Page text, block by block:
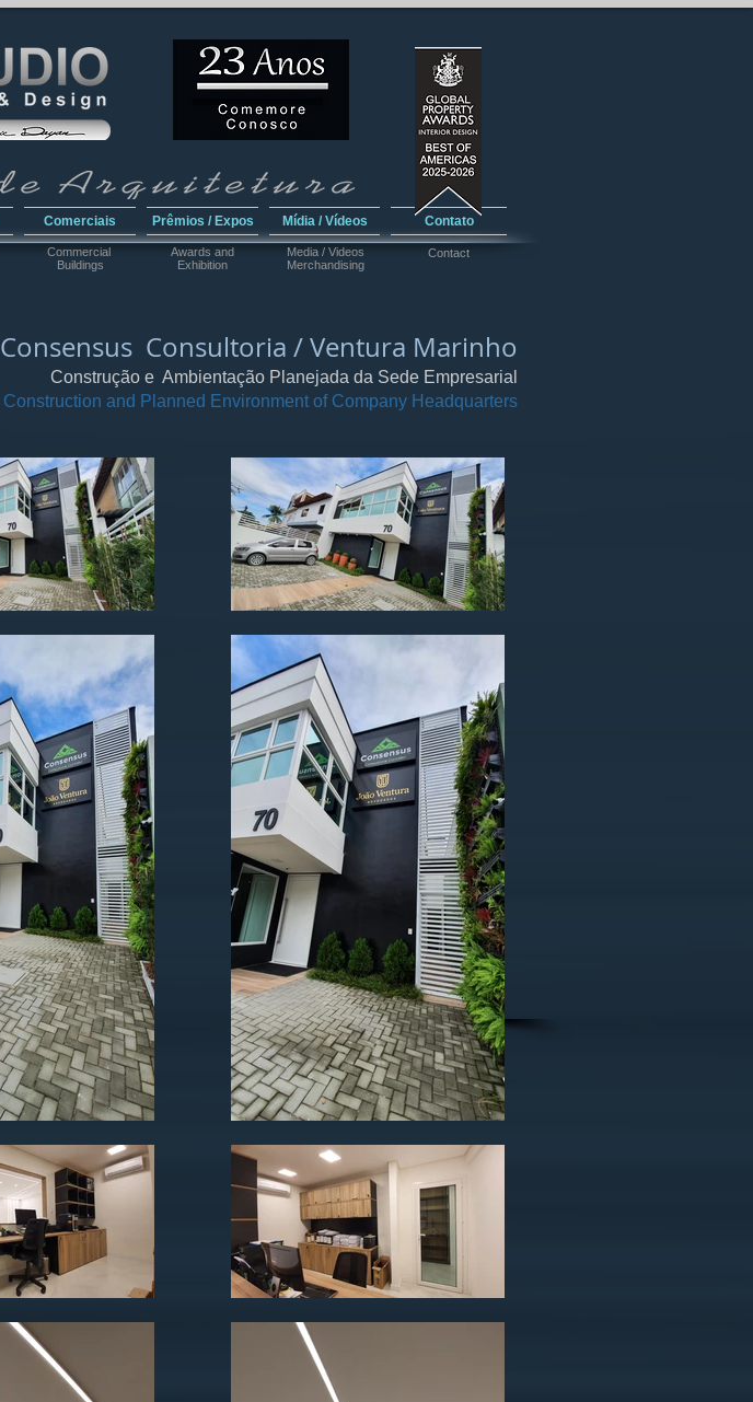
Comerciais Prêmios / Expos Mídia / Vídeos Contato
Commercial
Buildings
Media / Videos
Merchandising
Contact
Awards and
Exhibition
Consensus Consultoria / Ventura Marinho
Construção e Ambientação Planejada da Sede Empresarial
Construction and Planned Environment of Company Headquarters